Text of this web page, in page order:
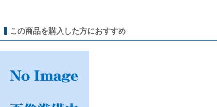
この商品を購入した方におすすめ